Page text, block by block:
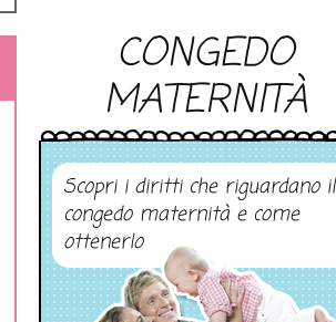
CONGEDO
MATERNITÀ
Scopri i diritti che riguardano il
congedo maternità e come
ottenerlo